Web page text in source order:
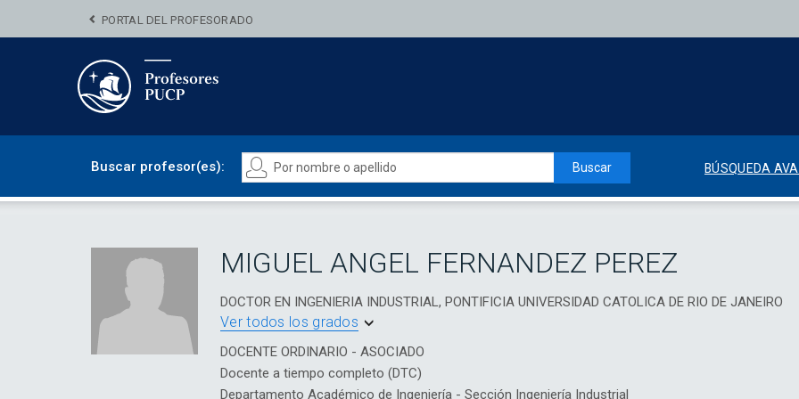
PORTAL DEL PROFESORADO
Buscar profesor(es): Buscar BÚSQUEDA
MIGUEL ANGEL FERNANDEZ PEREZ
DOCTOR EN INGENIERIA INDUSTRIAL, PONTIFICIA UNIVERSIDAD CATOLICA DE RIO DE JANEIRO
Ver todos los grados
DOCENTE ORDINARIO - ASOCIADO
Docente a tiempo completo (DTC)
Departamento Académico de Ingeniería - Sección Ingeniería Industrial